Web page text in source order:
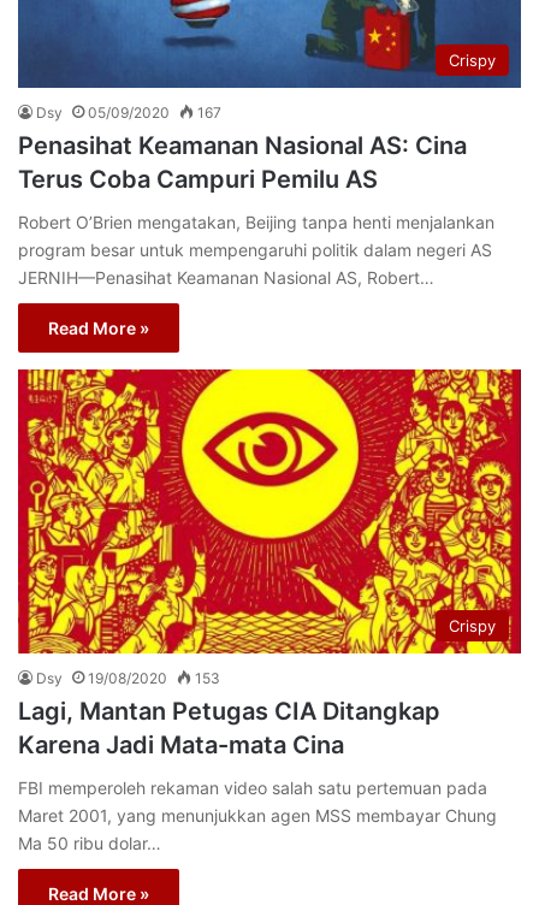
Crispy
Dsy 05/09/2020 167
Penasihat Keamanan Nasional AS: Cina
Terus Coba Campuri Pemilu AS
Robert O’Brien mengatakan, Beijing tanpa henti menjalankan
program besar untuk mempengaruhi politik dalam negeri AS
JERNIH—Penasihat Keamanan Nasional AS, Robert…
Read More »
Crispy
Dsy 19/08/2020 153
Lagi, Mantan Petugas CIA Ditangkap
Karena Jadi Mata-mata Cina
FBI memperoleh rekaman video salah satu pertemuan pada
Maret 2001, yang menunjukkan agen MSS membayar Chung
Ma 50 ribu dolar…
Read More »